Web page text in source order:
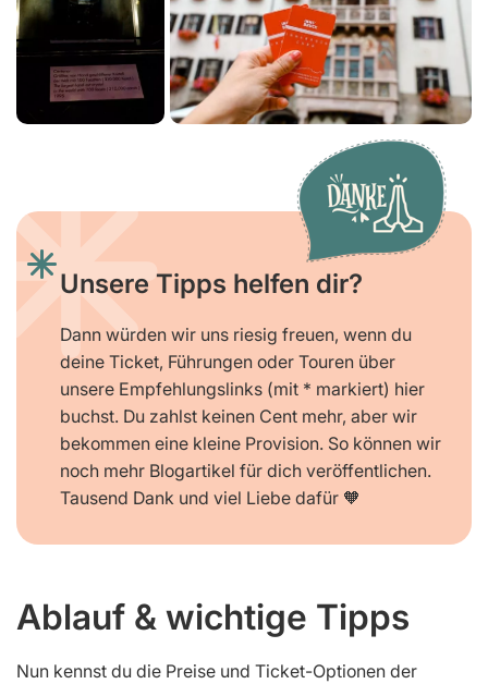
Unsere Tipps helfen dir?
Dann würden wir uns riesig freuen, wenn du
deine Ticket, Führungen oder Touren über
unsere Empfehlungslinks (mit * markiert) hier
buchst. Du zahlst keinen Cent mehr, aber wir
bekommen eine kleine Provision. So können wir
noch mehr Blogartikel für dich veröffentlichen.
Tausend Dank und viel Liebe dafür 🧡
Ablauf & wichtige Tipps
Nun kennst du die Preise und Ticket-Optionen der